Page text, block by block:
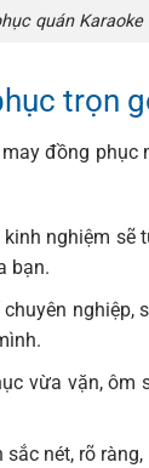
quán
trọn
đồng
nghiệm sẽ
bạn.
vừa vặn, ôm
nét, rõ